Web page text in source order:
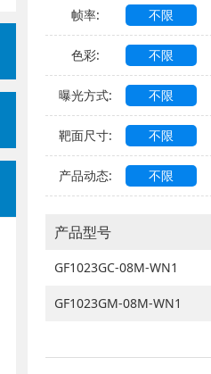
帧率: 不限
色彩: 不限
曝光方式: 不限
靶面尺寸: 不限
产品动态: 不限
产品型号
GF1023GC-08M-WN1
GF1023GM-08M-WN1